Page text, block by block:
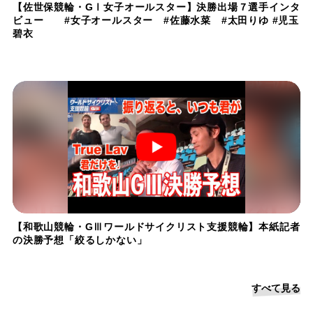
【佐世保競輪・GⅠ女子オールスター】決勝出場７選手インタ
ビュー #女子オールスター #佐藤水菜 #太田りゆ #児玉
碧衣
【和歌山競輪・GⅢワールドサイクリスト支援競輪】本紙記者
の決勝予想「絞るしかない」
すべて見る